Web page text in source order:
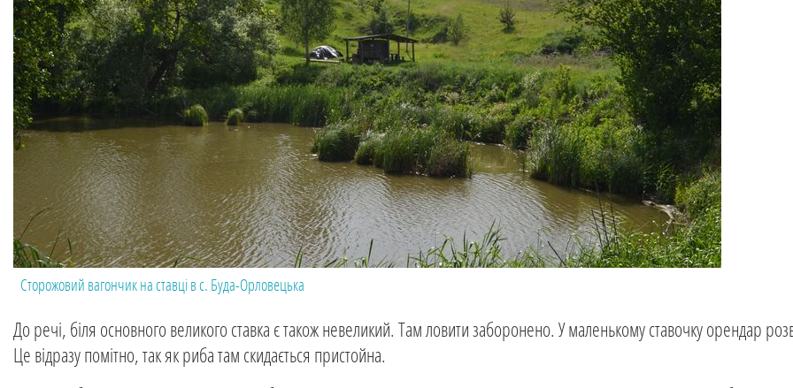
Сторожовий вагончик на ставці в с. Буда-Орловецька
До речі, біля основного великого ставка є також невеликий. Там ловити заборонено. У маленькому ставочку орендар
Це відразу помітно, так як риба там скидається пристойна.